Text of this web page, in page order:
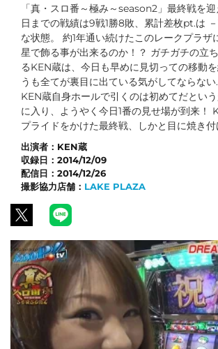
「真・スロ番～極み～season2」最終戦を
日までの戦績は9戦1勝8敗、累計差枚pt.は
な状態。 約1年通い続けたこのレークプラザ
星で飾る事が出来るのか！？ ガチガチの立
るKEN蔵は、今日も早めに見切っての移動
うも全てが裏目に出ている気がしてならない
KEN蔵自身ホールで引くのは初めてだとい
に入り、ようやく­今日1番の見せ場が到来！
プライドをかけた最終戦、しかと目に焼き付
出演者： KEN蔵
収録日： 2014/12/09
配信日： 2014/12/26
撮影協力店舗： LAKE PLAZA